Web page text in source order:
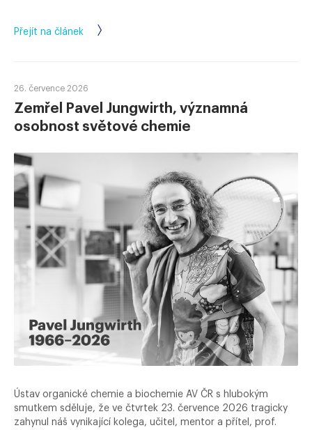
Přejít na článek
26. července 2026
Zemřel Pavel Jungwirth, významná
osobnost světové chemie
Ústav organické chemie a biochemie AV ČR s hlubokým
smutkem sděluje, že ve čtvrtek 23. července 2026 tragicky
zahynul náš vynikající kolega, učitel, mentor a přítel, prof.